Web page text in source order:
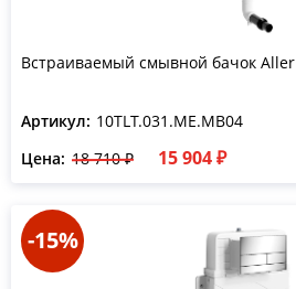
Встраиваемый смывной бачок Aller
Артикул: 10TLT.031.ME.MB04
Цена: 18 710 ₽ 15 904 ₽
-15%